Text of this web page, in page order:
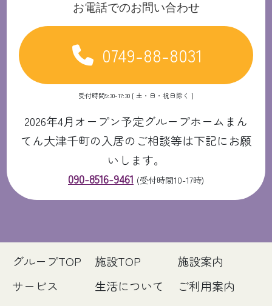
お電話でのお問い合わせ
0749-88-8031
受付時間9:30-17:30 [ 土・日・祝日除く ]
2026年4月オープン予定グループホームまん
てん大津千町の入居のご相談等は下記にお願
いします。
090-8516-9461 (受付時間10-17時)
グループTOP 施設TOP
施設案内
サービス
生活について
ご利用案内